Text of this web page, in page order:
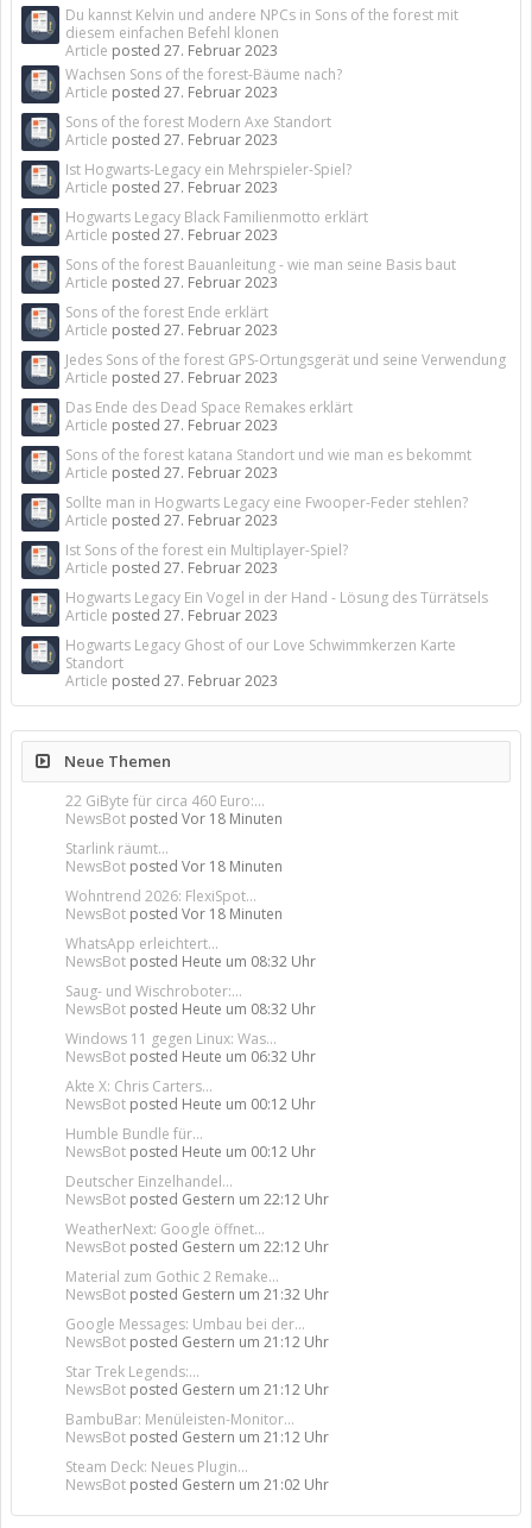
Du kannst Kelvin und andere NPCs in Sons of the forest mit
diesem einfachen Befehl klonen
Article posted 27. Februar 2023
Wachsen Sons of the forest-Bäume nach?
Article posted 27. Februar 2023
Sons of the forest Modern Axe Standort
Article posted 27. Februar 2023
Ist Hogwarts-Legacy ein Mehrspieler-Spiel?
Article posted 27. Februar 2023
Hogwarts Legacy Black Familienmotto erklärt
Article posted 27. Februar 2023
Sons of the forest Bauanleitung - wie man seine Basis baut
Article posted 27. Februar 2023
Sons of the forest Ende erklärt
Article posted 27. Februar 2023
Jedes Sons of the forest GPS-Ortungsgerät und seine Verwendung
Article posted 27. Februar 2023
Das Ende des Dead Space Remakes erklärt
Article posted 27. Februar 2023
Sons of the forest katana Standort und wie man es bekommt
Article posted 27. Februar 2023
Sollte man in Hogwarts Legacy eine Fwooper-Feder stehlen?
Article posted 27. Februar 2023
Ist Sons of the forest ein Multiplayer-Spiel?
Article posted 27. Februar 2023
Hogwarts Legacy Ein Vogel in der Hand - Lösung des Türrätsels
Article posted 27. Februar 2023
Hogwarts Legacy Ghost of our Love Schwimmkerzen Karte
Standort
Article posted 27. Februar 2023
Neue Themen
22 GiByte für circa 460 Euro:...
NewsBot posted Vor 18 Minuten
Starlink räumt...
NewsBot posted Vor 18 Minuten
Wohntrend 2026: FlexiSpot...
NewsBot posted Vor 18 Minuten
WhatsApp erleichtert...
NewsBot posted Heute um 08:32 Uhr
Saug- und Wischroboter:...
NewsBot posted Heute um 08:32 Uhr
Windows 11 gegen Linux: Was...
NewsBot posted Heute um 06:32 Uhr
Akte X: Chris Carters...
NewsBot posted Heute um 00:12 Uhr
Humble Bundle für...
NewsBot posted Heute um 00:12 Uhr
Deutscher Einzelhandel...
NewsBot posted Gestern um 22:12 Uhr
WeatherNext: Google öffnet...
NewsBot posted Gestern um 22:12 Uhr
Material zum Gothic 2 Remake...
NewsBot posted Gestern um 21:32 Uhr
Google Messages: Umbau bei der...
NewsBot posted Gestern um 21:12 Uhr
Star Trek Legends:...
NewsBot posted Gestern um 21:12 Uhr
BambuBar: Menüleisten-Monitor...
NewsBot posted Gestern um 21:12 Uhr
Steam Deck: Neues Plugin...
NewsBot posted Gestern um 21:02 Uhr